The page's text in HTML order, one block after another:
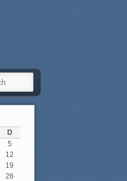
D
5
12
19
26